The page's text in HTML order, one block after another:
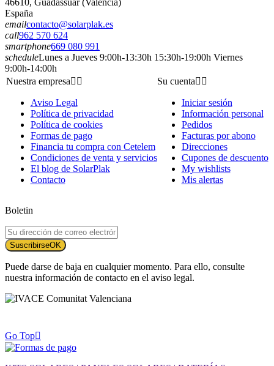
46610, Guadassuar (Valencia)
España
emailcontacto@solarplak.es
call962 570 624
smartphone669 080 991
scheduleLunes a Jueves 9:00h-13:30h 15:30h-19:00h Viernes
9:00h-14:00h
Nuestra empresa 
Aviso Legal
Política de privacidad
Política de cookies
Formas de pago
Financia tu compra con Cetelem
Condiciones de venta y servicios
El blog de SolarPlak
Contacto
Su cuenta 
Iniciar sesión
Información personal
Pedidos
Facturas por abono
Direcciones
Cupones de descuento
My wishlists
Mis alertas
Boletin
SuscribirseOK
Puede darse de baja en cualquier momento. Para ello, consulte
nuestra información de contacto en el aviso legal.
Go Top